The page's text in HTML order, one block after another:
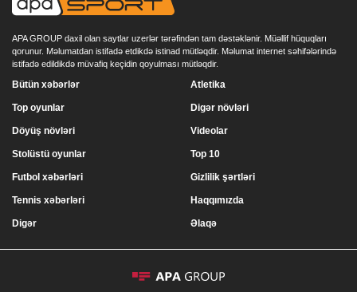
APA GROUP daxil olan saytlar uzerlər tərəfindən tam dəstəklənir. Müəllif hüquqları
qorunur. Məlumatdan istifadə etdikdə istinad mütləqdir. Məlumat internet səhifələrində
istifadə edildikdə müvafiq keçidin qoyulması mütləqdir.
Bütün xəbərlər
Top oyunlar
Döyüş növləri
Stolüstü oyunlar
Atletika
Digər növləri
Videolar
Top 10
Futbol xəbərləri
Tennis xəbərləri
Digər
Gizlilik şərtləri
Haqqımızda
Əlaqə